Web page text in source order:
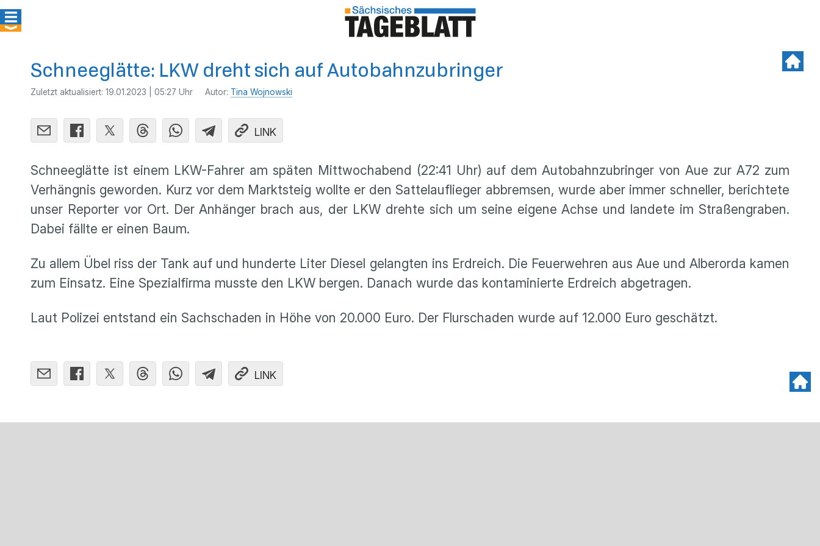
Schneeglätte: LKW dreht sich auf Autobahnzubringer
Zuletzt aktualisiert: 19.01.2023 | 05:27 Uhr Autor: Tina Wojnowski
LINK
Schneeglätte ist einem LKW-Fahrer am späten Mittwochabend (22:41 Uhr) auf dem Autobahnzubringer von Aue zur A72 zum
Verhängnis geworden. Kurz vor dem Marktsteig wollte er den Sattelauflieger abbremsen, wurde aber immer schneller, berichtete
unser Reporter vor Ort. Der Anhänger brach aus, der LKW drehte sich um seine eigene Achse und landete im Straßengraben.
Dabei fällte er einen Baum.
Zu allem Übel riss der Tank auf und hunderte Liter Diesel gelangten ins Erdreich. Die Feuerwehren aus Aue und Alberorda kamen
zum Einsatz. Eine Spezialfirma musste den LKW bergen. Danach wurde das kontaminierte Erdreich abgetragen.
Laut Polizei entstand ein Sachschaden in Höhe von 20.000 Euro. Der Flurschaden wurde auf 12.000 Euro geschätzt.
LINK